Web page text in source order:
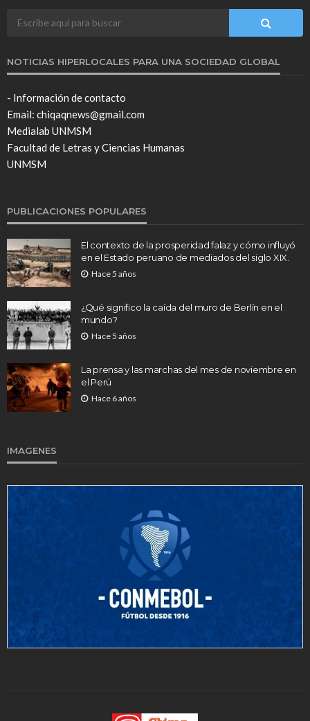
NOTICIAS HIPERLOCALES PARA UNA SOCIEDAD GLOBAL
- Información de contacto
Email: chiqaqnews@gmail.com
Medialab UNMSM
Facultad de Letras y Ciencias Humanas
UNMSM
PUBLICACIONES POPULARES
El contexto de la prosperidad falaz y cómo influyó
en el Estado peruano de mediados del siglo XIX.
Hace 5 años
¿Qué significo la caída del muro de Berlín en el
mundo?
Hace 5 años
La prensa y las marchas del mes de noviembre en
el Perú
Hace 6 años
IMAGENES